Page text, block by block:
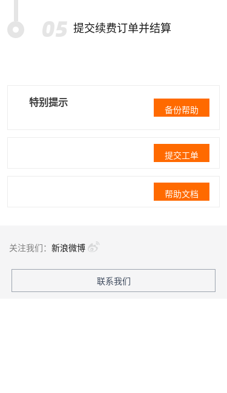
提交续费订单并结算
特别提示
备份帮助
提交工单
帮助文档